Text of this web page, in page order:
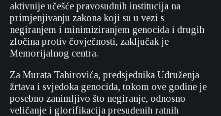
aktivnije učešće pravosudnih institucija na
primjenjivanju zakona koji su u vezi s
negiranjem i minimiziranjem genocida i drugih
zločina protiv čovječnosti, zaključak je
Memorijalnog centra.
Za Murata Tahirovića, predsjednika Udruženja
žrtava i svjedoka genocida, tokom ove godine je
posebno zanimljivo što negiranje, odnosno
veličanje i glorifikacija presuđenih ratnih